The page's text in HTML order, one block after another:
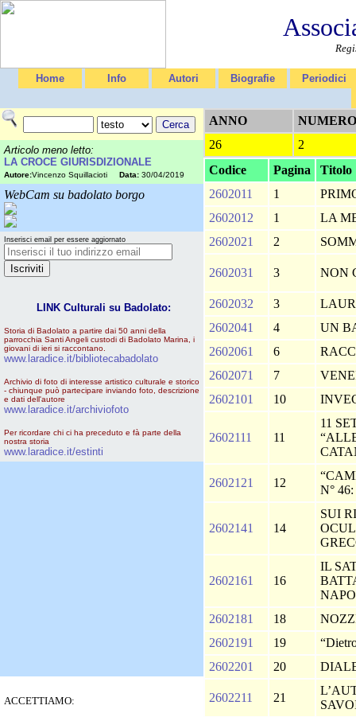
Home Info Autori Biografie Periodici
Articolo meno letto:
LA CROCE GIURISDIZIONALE
Autore:Vincenzo Squillacioti Data: 30/04/2019
WebCam su badolato borgo
Inserisci email per essere aggiornato
LINK Culturali su Badolato:
Storia di Badolato a partire dai 50 anni della
parrocchia Santi Angeli custodi di Badolato Marina, i
giovani di ieri si raccontano.
www.laradice.it/bibliotecabadolato
Archivio di foto di interesse artistico culturale e storico
- chiunque può partecipare inviando foto, descrizione
e dati dell'autore
www.laradice.it/archiviofoto
Per ricordare chi ci ha preceduto e fà parte della
nostra storia
www.laradice.it/estinti
ACCETTIAMO:
ANNO
NUMERO
26
2
Codice
Pagina
Titolo
2602011
1
2602012
1
LA
2602021
2
2602031 3 NON
2602032 3
2602041
4
UN
2602061
6
2602071
7
2602101
10
2602111 11
11
2602121 12
N° 46:
2602141 14
SUI
2602161 16
IL
2602181
18
2602191
19
2602201
20
2602211 21